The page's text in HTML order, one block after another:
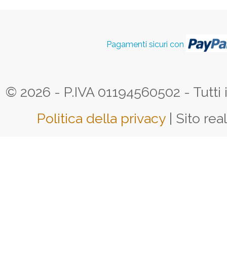
Pagamenti sicuri con
© 2026 - P.IVA 01194560502 -
Politica della privacy | Sito